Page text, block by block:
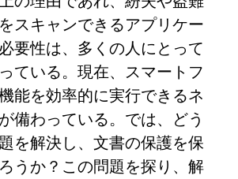
スキャンできるアプリケー
要性は、多くの人にとって
ている。現在、スマートフ
能を効率的に実行できるネ
備わっている。では、どう
を解決し、文書の保護を保
うか？この問題を探り、解